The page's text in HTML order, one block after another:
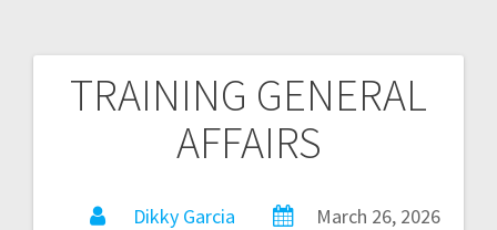
TRAINING GENERAL
AFFAIRS
Dikky Garcia March 26, 2026